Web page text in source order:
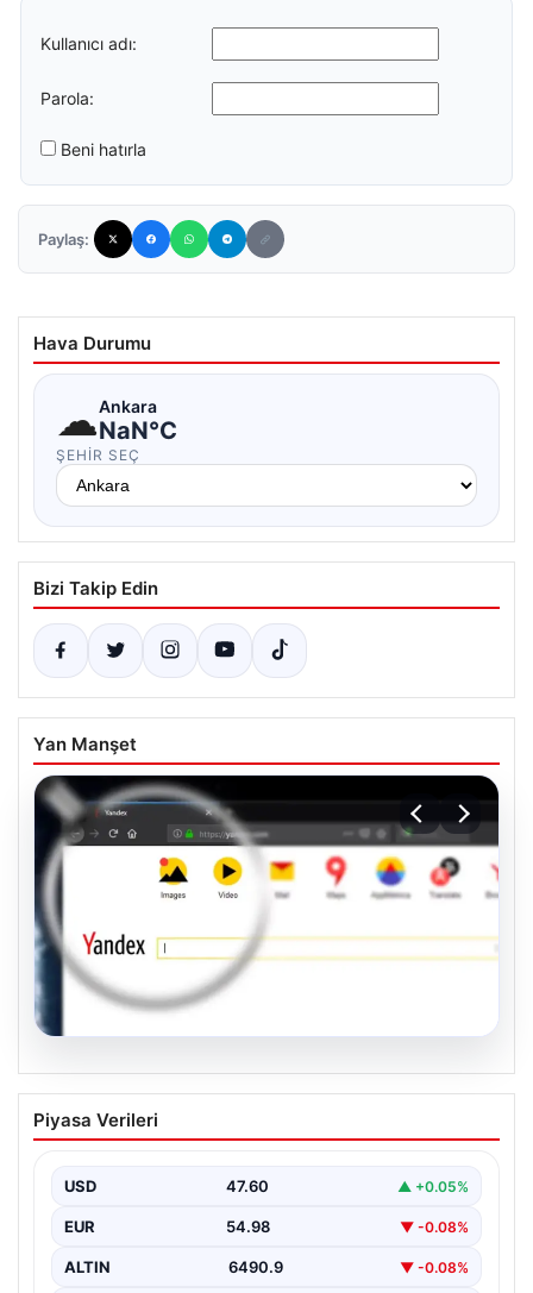
Kullanıcı adı:
Parola:
Beni hatırla
Paylaş:
Hava Durumu
☁Ankara
NaN°C
ŞEHIR SEÇ
Bizi Takip Edin
Yan Manşet
05.08.2026
Yandex Türkiye, Harita ve Navigasyon
Uygulamalarına Yapay Zeka
Şekillendiriyor
Yandex Türkiye, teknolojik gelişmeler ışığında önemli
bir adım atarak, en popüler harita ve navigasyon…
Piyasa Verileri
USD 47.60 ▲ +0.05%
EUR 54.98 ▼ -0.08%
ALTIN 6490.9 ▼ -0.08%